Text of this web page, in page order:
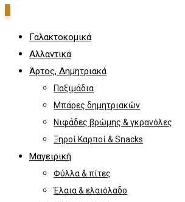
Γαλακτοκομικά
Αλλαντικά
Άρτος, Δημητριακά
Παξιμάδια
Μπάρες δημητριακών
Νιφάδες βρώμης & γκρανόλες
Ξηροί Καρποί & Snacks
Μαγειρική
Φύλλα & πίτες
Έλαια & ελαιόλαδο